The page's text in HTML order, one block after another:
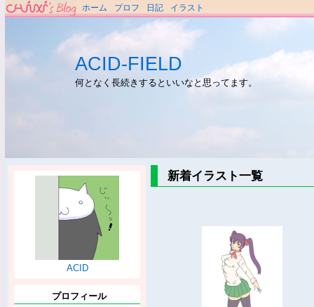
ホーム プロフ 日記 イラスト
ACID-FIELD
何となく長続きするといいなと思ってます。
ACID
プロフィール
新着イラスト一覧